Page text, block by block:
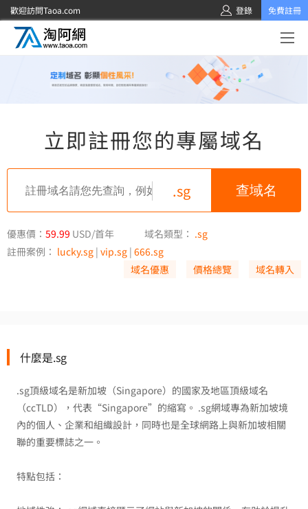
歡迎訪問Taoa.com 登錄 免費註冊
立即註冊您的專屬域名
.sg
優惠價： 59.99 USD/首年 域名類型： .sg
註冊案例： lucky.sg | vip.sg | 666.sg
域名優惠
價格總覽 域名轉入
什麼是.sg
.sg頂級域名是新加坡（Singapore）的國家及地區頂級域名
（ccTLD），代表“Singapore”的縮寫。 .sg網域專為新加坡境
內的個人、企業和組織設計，同時也是全球網路上與新加坡相關
聯的重要標誌之一。
特點包括：